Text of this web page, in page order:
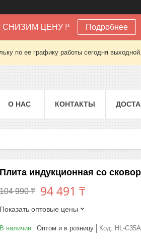
ЦЕНУ !* Подробнее
по ее графику работы сегодня
О НАС КОНТАКТЫ
Плита индукционная со
104 990 ₸ 94 491 ₸
Показать оптовые цены
В наличии Оптом и в розницу Код: HL-